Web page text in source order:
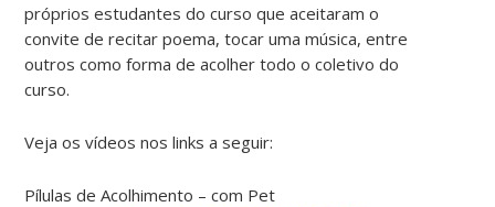
próprios estudantes do curso que aceitaram o
convite de recitar poema, tocar uma música, entre
outros como forma de acolher todo o coletivo do
curso.
Veja os vídeos nos links a seguir:
Pílulas de Acolhimento – com Pet